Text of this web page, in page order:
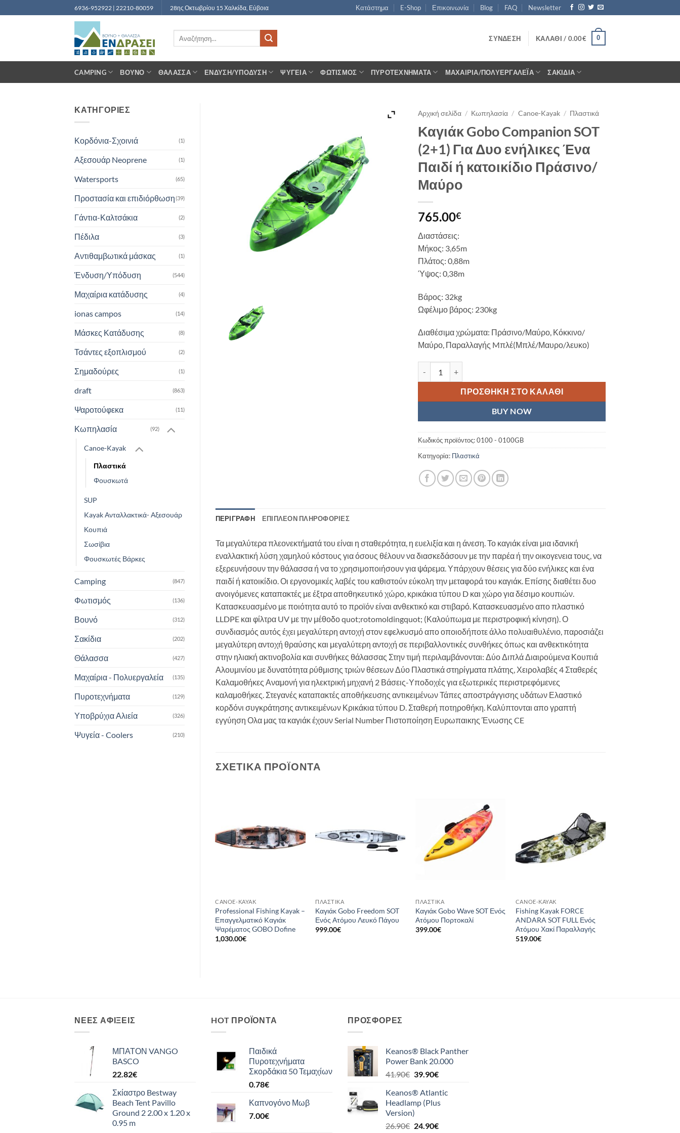
στο
6936-952922 | 22210-80059 28ης Οκτωβρίου 15 Χαλκίδα, Εύβοια Κατάστημα E-Shop Επικοινωνία Blog FAQ Newsletter
ΣΎΝΔΕΣΗ ΚΑΛΆΘΙ / 0.00€ 0
CAMPING ΒΟΥΝΌ ΘΆΛΑΣΣΑ ΈΝΔΥΣΗ/ΥΠΌΔΥΣΗ ΨΥΓΕΊΑ ΦΩΤΙΣΜΌΣ ΠΥΡΟΤΕΧΝΉΜΑΤΑ ΜΑΧΑΊΡΙΑ/ΠΟΛΥΕΡΓΑΛΈΙΑ ΣΑΚΊΔΙΑ
ΚΑΤΗΓΟΡΙΕΣ
Κορδόνια-Σχοινιά (1)
Αξεσουάρ Neoprene (1)
Watersports (65)
Προστασία και επιδιόρθωση(39)
Γάντια-Καλτσάκια (2)
Πέδιλα (3)
Αντιθαμβωτικά μάσκας (1)
Ένδυση/Υπόδυση (544)
Μαχαίρια κατάδυσης (4)
ionas campos (14)
Μάσκες Κατάδυσης (8)
Τσάντες εξοπλισμού (2)
Σημαδούρες (1)
draft (863)
Ψαροτούφεκα (11)
Κωπηλασία (92)
Canoe-Kayak
Πλαστικά
Φουσκωτά
SUP
Kayak Ανταλλακτικά- Αξεσουάρ
Κουπιά
Σωσίβια
Φουσκωτές Βάρκες
Camping (847)
Φωτισμός (136)
Βουνό (312)
Σακίδια (202)
Θάλασσα (427)
Μαχαίρια - Πολυεργαλεία (135)
Πυροτεχνήματα (129)
Υποβρύχια Αλιεία (326)
Ψυγεία - Coolers (210)
Αρχική σελίδα / Κωπηλασία / Canoe-Kayak / Πλαστικά
Καγιάκ Gobo Companion SOT
(2+1) Για Δυο ενήλικες Ένα
Παιδί ή κατοικίδιο Πράσινο/
Μαύρο
765.00€
Διαστάσεις:
Μήκος: 3,65m
Πλάτος: 0,88m
Ύψος: 0,38m
Βάρος: 32kg
Ωφέλιμο βάρος: 230kg
Διαθέσιμα χρώματα: Πράσινο/Μαύρο, Κόκκινο/
Μαύρο, Παραλλαγής Mπλέ(Μπλέ/Μαυρο/λευκο)
ΠΡΟΣΘΉΚΗ ΣΤΟ ΚΑΛΆΘΙ
BUY NOW
Κωδικός προϊόντος:0100 - 0100GB
Κατηγορία: Πλαστικά
ΠΕΡΙΓΡΑΦΉ ΕΠΙΠΛΈΟΝ ΠΛΗΡΟΦΟΡΊΕΣ
Τα μεγαλύτερα πλεονεκτήματά του είναι η σταθερότητα, η ευελιξία και η άνεση. Το καγιάκ είναι μια ιδανική
εναλλακτική λύση χαμηλού κόστους για όσους θέλουν να διασκεδάσουν με την παρέα ή την οικογενεια τους, να
εξερευνήσουν την θάλασσα ή να το χρησιμοποιήσουν για ψάρεμα. Υπάρχουν θέσεις για δύο ενήλικες και ένα
παιδί ή κατοικίδιο. Οι εργονομικές λαβές του καθιστούν εύκολη την μεταφορά του καγιάκ. Επίσης διαθέτει δυο
ανοιγόμενες καταπακτές με έξτρα αποθηκευτικό χώρο, κρικάκια τύπου D και χώρο για δέσιμο κουπιών.
Κατασκευασμένο με ποιότητα αυτό το προϊόν είναι ανθεκτικό και στιβαρό. Κατασκευασμένο απο πλαστικό
LLDPE και φίλτρα UV με την μέθοδο quot;rotomoldingquot; (Καλούπωμα με περιστροφική κίνηση). Ο
συνδιασμός αυτός έχει μεγαλύτερη αντοχή στον εφελκυσμό απο οποιοδήποτε άλλο πολυαιθυλένιο, παροσιάζει
μεγαλύτερη αντοχή θραύσης και μεγαλύτερη αντοχή σε περιβαλλοντικές συνθήκες όπως και ανθεκτικότητα
στην ηλιακή ακτινοβολία και συνθήκες θάλασσας Στην τιμή περιλαμβάνονται: Δύο Διπλά Διαιρούμενα Κουπιά
Αλουμινίου με δυνατότητα ρύθμισης τριών θέσεων Δύο Πλαστικά στηρίγματα πλάτης, Χειρολαβές 4 Σταθερές
Καλαμοθήκες Αναμονή για ηλεκτρική μηχανή 2 Βάσεις-Υποδοχές για εξωτερικές περιστρεφόμενες
καλαμοθήκες. Στεγανές καταπακτές αποθήκευσης αντικειμένων Τάπες αποστράγγισης υδάτων Ελαστικό
κορδόνι συγκράτησης αντικειμένων Κρικάκια τύπου D. Σταθερή ποτηροθήκη. Καλύπτονται απο γραπτή
εγγύηση Ολα μας τα καγιάκ έχουν Serial Number Πιστοποίηση Ευρωπαικης Ένωσης CE
ΣΧΕΤΙΚΆ ΠΡΟΪΌΝΤΑ
CANOE-KAYAK
Professional Fishing Kayak –
Επαγγελματικό Kαγιάκ
Ψαρέματος GOBO Dofine
1,030.00€
ΠΛΑΣΤΙΚΆ
Καγιάκ Gobo Freedom SOT
Ενός Ατόμου Λευκό Πάγου
999.00€
Add to
wishlist
ΠΛΑΣΤΙΚΆ
Καγιάκ Gobo Wave SOT Ενός
Ατόμου Πορτοκαλί
399.00€
Add to
wishlist
CANOE-KAYAK
Fishing Kayak FORCE
ANDARA SOT FULL Ενός
Ατόμου Χακί Παραλλαγής
519.00€
ΝΈΕΣ ΑΦΊΞΕΙΣ
ΜΠΑΤΟΝ VANGO
BASCO
22.82€
Σκίαστρο Bestway
Beach Tent Pavillo
Ground 2 2.00 x 1.20 x
0.95 m
HOT ΠΡΟΪΌΝΤΑ
Παιδικά
Πυροτεχνήματα
Σκορδάκια 50 Τεμαχίων
0.78€
Καπνογόνο Μωβ
7.00€
ΠΡΟΣΦΟΡΈΣ
Keanos® Black Panther
Power Bank 20.000
41.90€ Original
was:
41.90€.
39.90€Η
τιμή
είναι:
Keanos® Atlantic
Headlamp (Plus
Version)
26.90€ Original
24.90€Η